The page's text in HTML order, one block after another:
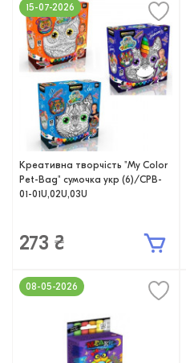
Креативна творчість "My Color
Pet-Bag" сумочка укр (6)/CPB-
01-01U,02U,03U
273 ₴
15-07-2026
08-05-2026